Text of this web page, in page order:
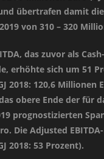
übertrafen damit
von 310 – 320
das zuvor als
erhöhte sich um 51
2018: 120,6 Millionen
obere Ende der für
prognostizierten
Die Adjusted
2018: 53 Prozent).